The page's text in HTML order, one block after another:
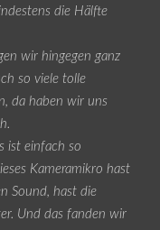
die Hälfte
wir hingegen ganz
so viele tolle
da haben wir uns
ist einfach so
Kameramikro hast
Sound, hast die
Und das fanden wir